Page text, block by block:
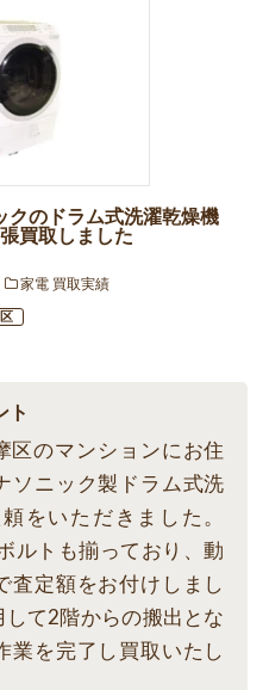
クのドラム式洗濯乾燥機
買取しました
家電 買取実績
ト
区のマンションにお住
ソニック製ドラム式洗
をいただきました。
ルトも揃っており、動
査定額をお付けしまし
て2階からの搬出とな
業を完了し買取いたし